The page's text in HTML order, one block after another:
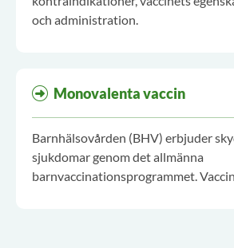
och administration.
Monovalenta vaccin
Barnhälsovården (BHV) erbjuder
sjukdomar genom det allmänna
barnvaccinationsprogrammet.